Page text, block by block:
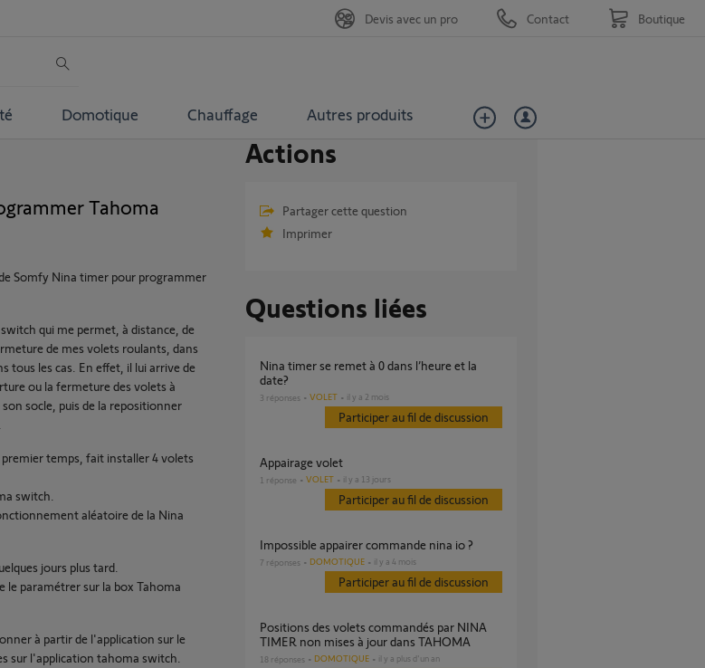
Domotique Chauffage Autres produits
Devis avec un pro Contact Boutique
Tahoma
Somfy Nina timer pour programmer
qui me permet, à distance, de
de mes volets roulants, dans
tous les cas. En effet, il lui arrive de
ou la fermeture des volets à
socle, puis de la repositionner
premier temps, fait installer 4 volets
switch.
aléatoire de la Nina
jours plus tard.
le paramétrer sur la box Tahoma
à partir de l'application sur le
sur l'application tahoma switch.
Actions
Partager cette question
Imprimer
Questions liées
Nina timer se remet à 0 dans l’heure et la
date?
3 réponses VOLET il y a 2 mois
Participer au fil de discussion
Appairage volet
1 réponse VOLET il y a 13 jours
Participer au fil de discussion
Impossible appairer commande nina io ?
7 réponses DOMOTIQUE il y a 4 mois
Participer au fil de discussion
Positions des volets commandés par NINA
TIMER non mises à jour dans TAHOMA
18 réponses DOMOTIQUE il y a plus d'un an